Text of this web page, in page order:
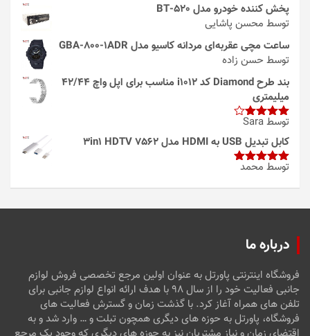
پخش کننده خودرو مدل 520-BT
توسط محسن پاشایی
ساعت مچی عقربه‌ای مردانه کاسیو مدل GBA-800-1ADR
توسط حسن زاده
بند طرح Diamond کد i1012 مناسب برای اپل واچ 42/44
میلیمتری
امتیاز4
از 5
توسط Sara
کابل تبدیل USB به HDMI مدل 3in1 HDTV 7562
امتیاز5از
توسط محمد
درباره ما
فروشگاه اینترنتی پاورتل به عنوان اولین مرجع تخصصی فروش لوازم
جانبی فعالیت خود را از سال ۹۸ با هدف ارائه انواع لوازم جانبی برای
تلفن های همراه آغاز کرد. با گذشت زمان و گسترش فعالیت های
فروشگاه، پاورتل به حوزه های دیگری همچون تبلت و … وارد شد و به